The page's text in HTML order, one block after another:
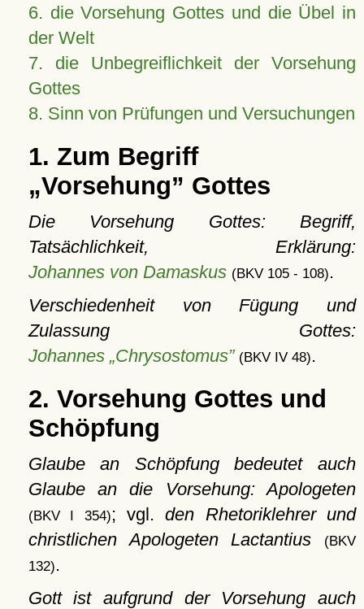
6. die Vorsehung Gottes und die Übel in
der Welt
7. die Unbegreiflichkeit der Vorsehung
Gottes
8. Sinn von Prüfungen und Versuchungen
1. Zum Begriff
Vorsehung
Gottes
Die Vorsehung Gottes: Begriff,
Tatsächlichkeit, Erklärung:
Johannes von Damaskus (BKV 105 - 108).
Verschiedenheit von Fügung und
Zulassung Gottes:
Johannes „Chrysostomus” (BKV IV 48).
2. Vorsehung Gottes und
Schöpfung
Glaube an Schöpfung bedeutet auch
Glaube an die Vorsehung: Apologeten
(BKV I 354); vgl.den Rhetoriklehrer und
christlichen Apologeten Lactantius
(BKV
132).
Gott ist aufgrund der Vorsehung auch